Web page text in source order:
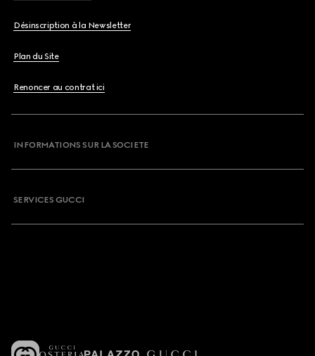
Désinscription à la Newsletter
Plan du Site
Renoncer au contrat ici
INFORMATIONS SUR LA SOCIETE
SERVICES GUCCI